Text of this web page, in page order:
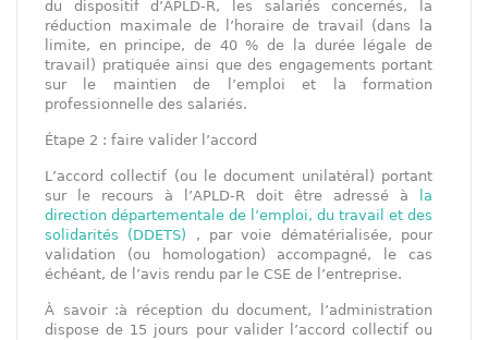
du dispositif d’APLD-R, les salariés concernés, la
réduction maximale de l’horaire de travail (dans la
limite, en principe, de 40 % de la durée légale de
travail) pratiquée ainsi que des engagements portant
sur le maintien de l’emploi et la formation
professionnelle des salariés.
Étape 2 : faire valider l’accord
L’accord collectif (ou le document unilatéral) portant
sur le recours à l’APLD-R doit être adressé à la
direction départementale de l’emploi, du travail et des
solidarités (DDETS) , par voie dématérialisée, pour
validation (ou homologation) accompagné, le cas
échéant, de l’avis rendu par le CSE de l’entreprise.
À savoir :à réception du document, l’administration
dispose de 15 jours pour valider l’accord collectif ou